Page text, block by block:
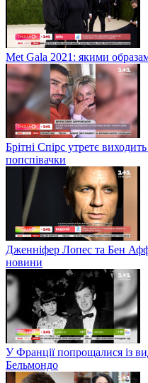
Met Gala 2021: якими
Брітні Спірс утретє
попспівачки
Дженніфер Лопес та Бен
новини
У Франції попрощалися із
Бельмондо